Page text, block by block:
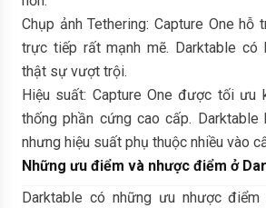
Chụp ảnh Tethering: Capture One hỗ
trực tiếp rất mạnh mẽ. Darktable có
thật sự vượt trội.
Hiệu suất: Capture One được tối ưu
thống phần cứng cao cấp.
nhưng hiệu suất phụ thuộc nhiều vào
Những ưu điểm và nhược điểm ở
Darktable có những ưu nhược